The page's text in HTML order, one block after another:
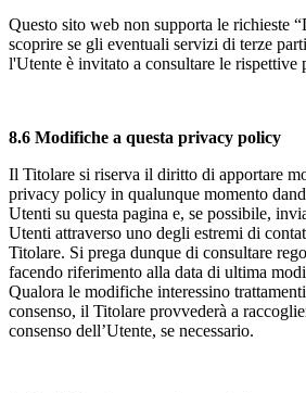
Questo sito web non supporta le richieste
scoprire se gli eventuali servizi di terze
l'Utente è invitato a consultare le rispettive
8.6 Modifiche a questa privacy policy
Il Titolare si riserva il diritto di apportare
privacy policy in qualunque momento
Utenti su questa pagina e, se possibile,
Utenti attraverso uno degli estremi di
Titolare. Si prega dunque di consultare
facendo riferimento alla data di ultima
Qualora le modifiche interessino
consenso, il Titolare provvederà a
consenso dell’Utente, se necessario.